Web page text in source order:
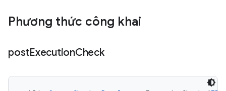
Phương thức công khai
postExecutionCheck